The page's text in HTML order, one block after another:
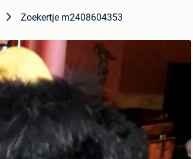
Zoekertje m2408604353